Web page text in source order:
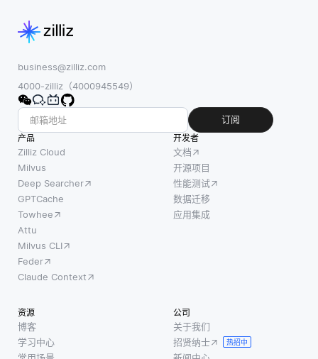
business@zilliz.com
4000-zilliz（4000945549）
订阅
产品
Zilliz Cloud
Milvus
Deep Searcher
GPTCache
Towhee
Attu
Milvus CLI
Feder
Claude Context
开发者
文档
开源项目
性能测试
数据迁移
应用集成
资源
博客
学习中心
公司
关于我们
招贤纳士
热招中